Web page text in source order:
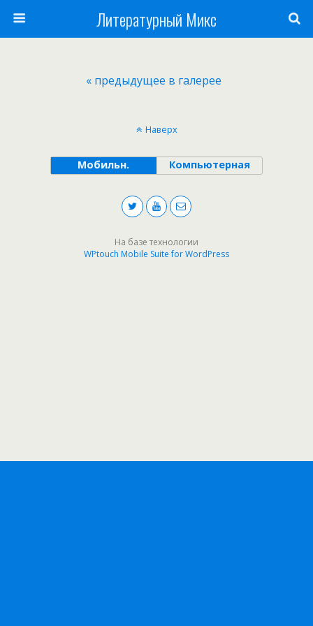
Литературный Микс
« предыдущее в галерее
Наверх
Мобильн. Компьютерная
На базе технологии
WPtouch Mobile Suite for WordPress